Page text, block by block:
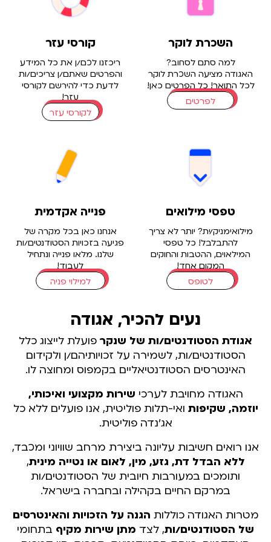
השכרת לוקר
למה סתם לסחוב?
מציעה השכרת לוקר
התואר! כל הפרטים כאן!
לפרטים
קורסי עזר
ריכזנו לכם/ן את כל המידע
והפרטים שאתם/ן צריכים/ות
לדעת כדי להירשם לקורסי
לקורסי עזר
טפסי מילואים
ית? יותר לא צריך
להתבלבל! כל טפסי
ההטבות והחוקים
המקום אחד!
לטופס
פנייה אקדמית
אנחנו כאן בכל מקרה של
פגיעה בזכויות הסטודנטים/ות
שלנו. מלאו פנייה ונתחיל
לעבוד!
למילוי פניה
נעים להכיר, אגודה
הסטודנטים/ות של שנקרפועלת לייצוג כלל
הסטודנטים/ות, לשמירה על זכויותיהם/ן ולקידום
האינטרסים הסטודנטיאליים בקמפוס ומחוצה לו.
האגודה מחויבת לערכישירות מקצועי ואיכותי,
שקיפותואי-תלות פוליטית, אנו פועלים ללא כל
אג'נדה פוליטית.
רואים חשיבות עליונה ביצירת מרחב שוויוני ומכבד,
ללא הבדל דת, גזע, מין, לאום או נטייה מינית,
ותומכים במעורבות חיובית של הסטודנטים/ות
במרקם החיים בקהילה ובחברה בישראל.
האגודה כוללותהגנה על הזכויות והאינטרסים
הסטודנטים/ות, לצד מתן שירות מקיףבתחומי